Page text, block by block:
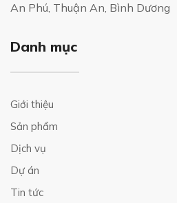
An Phú, Thuận An, Bình Dương
Danh mục
Giới thiệu
Sản phẩm
Dịch vụ
Dự án
Tin tức